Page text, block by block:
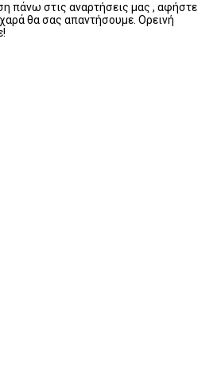
πάνω στις αναρτήσεις μας , αφήστε
θα σας απαντήσουμε. Ορεινή